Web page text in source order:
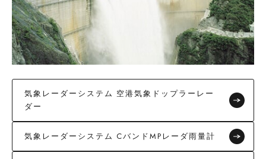
気象レーダーシステム 空港気象ドップラーレー
ダー
気象レーダーシステム CバンドMPレーダ雨量計